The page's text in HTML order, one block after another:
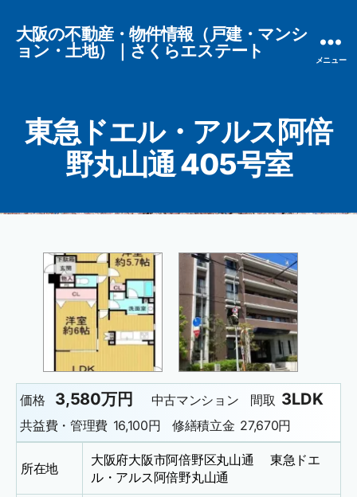
大阪の不動産・物件情報（戸建・マンシ
ョン・土地）｜さくらエステート
メニュー
東急ドエル・アルス阿倍
野丸山通 405号室
価格 3,580万円 中古マンション 間取 3LDK
共益費・管理費 16,100円 修繕積立金 27,670円
所在地
大阪府大阪市阿倍野区丸山通 東急ドエ
ル・アルス阿倍野丸山通